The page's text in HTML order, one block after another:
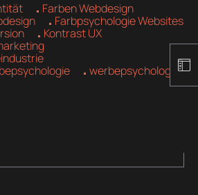
Farben Webdesign
Farbpsychologie Websites
Kontrast UX
werbepsychologie